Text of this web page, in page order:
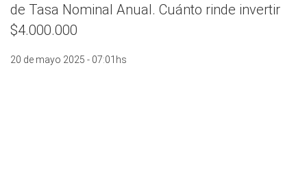
de Tasa Nominal Anual. Cuánto rinde invertir
$4.000.000
20 de mayo 2025 - 07:01hs